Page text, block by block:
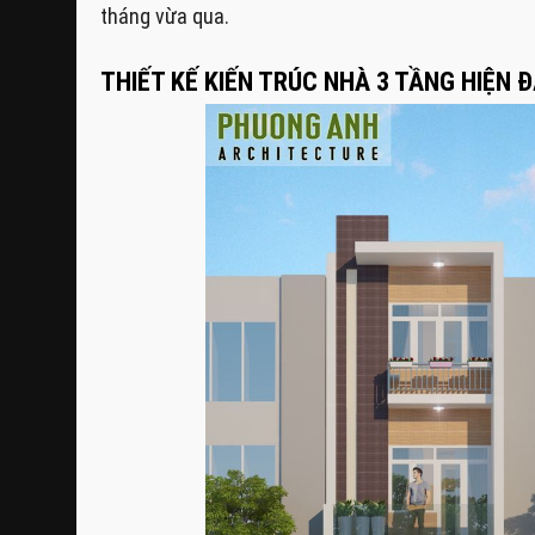
tháng vừa qua.
THIẾT KẾ KIẾN TRÚC NHÀ 3 TẦNG HIỆN